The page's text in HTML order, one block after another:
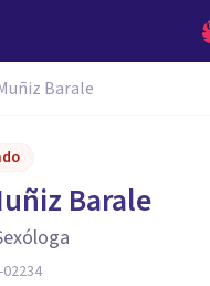
Barale
Barale
02234